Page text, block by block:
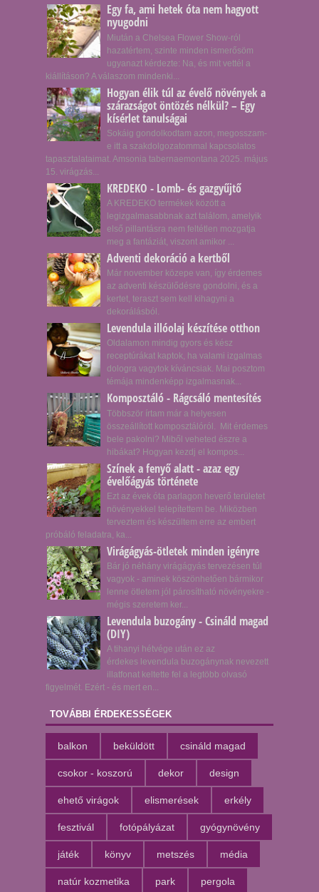
Egy fa, ami hetek óta nem hagyott
nyugodni
Miután a Chelsea Flower Show-ról
hazatértem, szinte minden ismerősöm
ugyanazt kérdezte: Na, és mit vettél a
kiállításon? A válaszom mindenki...
Hogyan élik túl az évelő növények a
szárazságot öntözés nélkül? – Egy
kísérlet tanulságai
Sokáig gondolkodtam azon, megosszam-
e itt a szakdolgozatommal kapcsolatos
tapasztalataimat. Amsonia tabernaemontana 2025. május
15. virágzás...
KREDEKO - Lomb- és gazgyűjtő
A KREDEKO termékek között a
legizgalmasabbnak azt találom, amelyik
első pillantásra nem feltétlen mozgatja
meg a fantáziát, viszont amikor ...
Adventi dekoráció a kertből
Már november közepe van, így érdemes
az adventi készülődésre gondolni, és a
kertet, teraszt sem kell kihagyni a
dekorálásból.
Levendula illóolaj készítése otthon
Oldalamon mindig gyors és kész
receptúrákat kaptok, ha valami izgalmas
dologra vagytok kíváncsiak. Mai posztom
témája mindenképp izgalmasnak...
Komposztáló - Rágcsáló mentesítés
Többször írtam már a helyesen
összeállított komposztálóról. Mit érdemes
bele pakolni? Miből veheted észre a
hibákat? Hogyan kezdj el kompos...
Színek a fenyő alatt - azaz egy
évelőágyás története
Ezt az évek óta parlagon heverő területet
növényekkel telepítettem be. Miközben
terveztem és készültem erre az embert
próbáló feladatra, ka...
Virágágyás-ötletek minden igényre
Bár jó néhány virágágyás tervezésen túl
vagyok - aminek köszönhetően bármikor
lenne ötletem jól párosítható növényekre -
mégis szeretem ker...
Levendula buzogány - Csináld magad
(DIY)
A tihanyi hétvége után ez az
érdekes levendula buzogánynak nevezett
illatfonat keltette fel a legtöbb olvasó
figyelmét. Ezért - és mert en...
TOVÁBBI ÉRDEKESSÉGEK
balkon beküldött csináld magad
csokor - koszorú dekor design
ehető virágok elismerések erkély
fesztivál fotópályázat gyógynövény
játék könyv metszés média
natúr kozmetika park pergola